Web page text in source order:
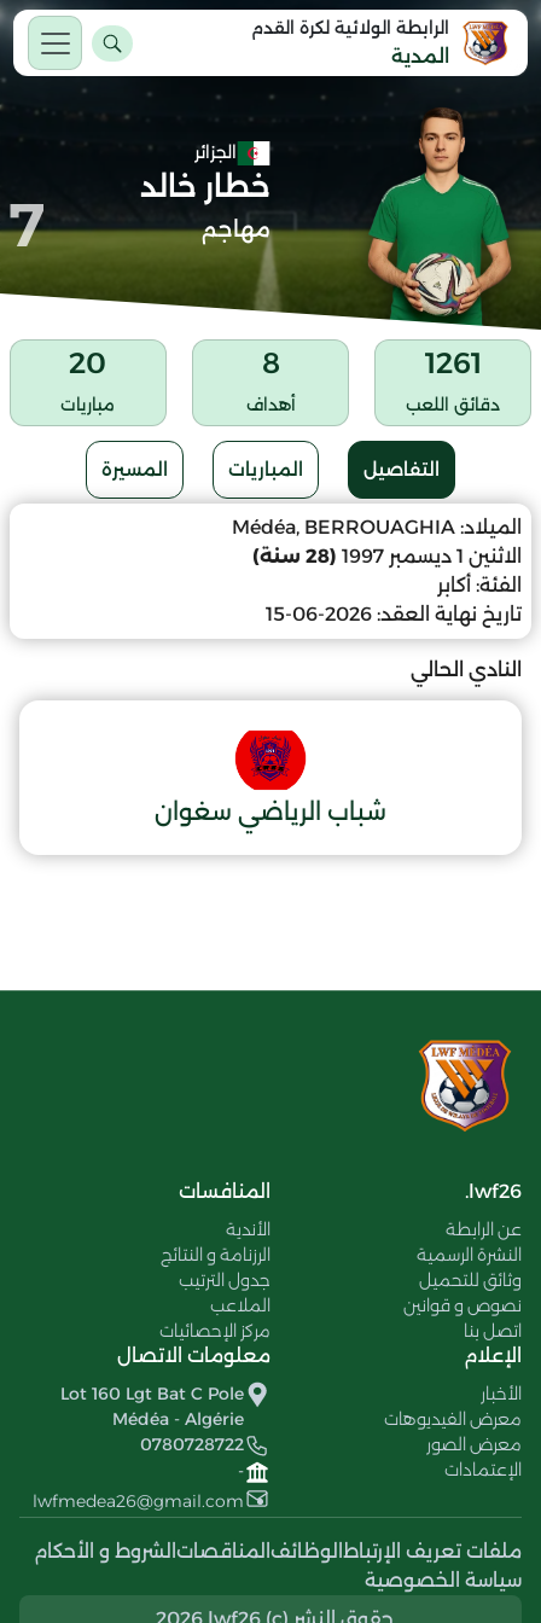
الرابطة الولائية لكرة القدم
المدية
الجزائر
خطار خالد
مهاجم 7
1261
دقائق اللعب
8
أهداف
20
مباريات
التفاصيل المباريات المسيرة
الميلاد: Médéa, BERROUAGHIA
الاثنين 1 ديسمبر 1997
(28 سنة)
الفئة: أكابر
تاريخ نهاية العقد: 2026-06-15
النادي الحالي
شباب الرياضي سغوان
lwf26.
عن الرابطة
النشرة الرسمية
وثائق للتحميل
نصوص و قوانين
اتصل بنا
المنافسات
الأندية
الرزنامة و النتائج
جدول الترتيب
الملاعب
مركز الإحصائيات
الإعلام
الأخبار
معرض الفيديوهات
معرض الصور
الإعتمادات
معلومات الاتصال
Lot 160 Lgt Bat C Pole
Médéa - Algérie
0780728722
-
lwfmedea26@gmail.com
ملفات تعريف الإرتباط الوظائف المناقصات الشروط و الأحكام
سياسة الخصوصية
حقوق النشر (c) 2026 lwf26..